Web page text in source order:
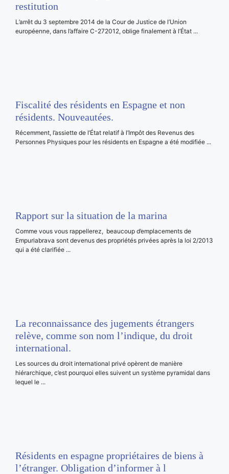
restitution
L’arrêt du 3 septembre 2014 de la Cour de Justice de l’Union
européenne, dans l’affaire C-272012, oblige finalement à l’État ...
Fiscalité des résidents en Espagne et non
résidents. Nouveautées.
Récemment, l’assiette de l’État relatif à l’Impôt des Revenus des
Personnes Physiques pour les résidents en Espagne a été modifiée ...
Rapport sur la situation de la marina
Comme vous vous rappellerez, beaucoup d’emplacements de
Empuriabrava sont devenus des propriétés privées après la loi 2/2013
qui a été clarifiée ...
La reconnaissance des jugements étrangers
relève, comme son nom l’indique, du droit
international.
Les sources du droit international privé opèrent de manière
hiérarchique, c’est pourquoi elles suivent un système pyramidal dans
lequel le ...
Résidents en espagne propriétaires de biens à
l’étranger. Obligation d’informer à l